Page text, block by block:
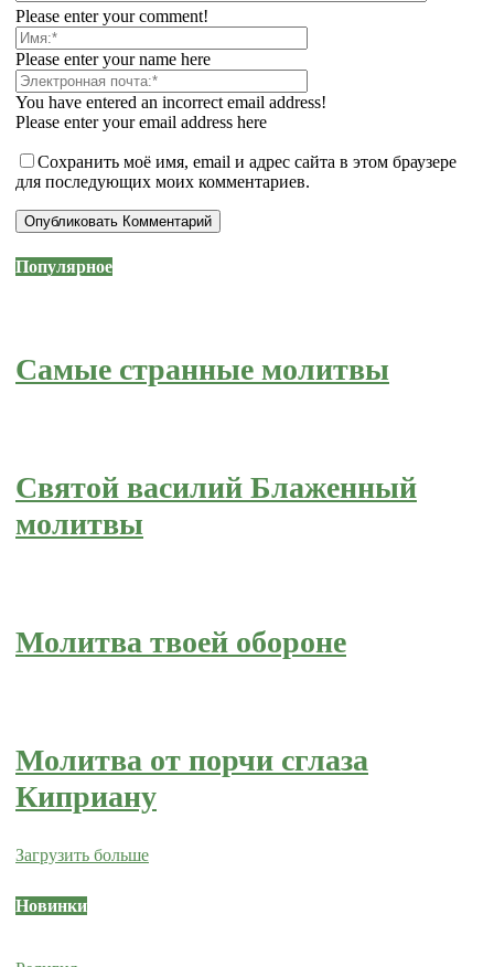
Please enter your comment!
Please enter your name here
You have entered an incorrect email address!
Please enter your email address here
Сохранить моё имя, email и адрес сайта в этом браузере
для последующих моих комментариев.
Популярное
Самые странные молитвы
Святой василий Блаженный
молитвы
Молитва твоей обороне
Молитва от порчи сглаза
Киприану
Загрузить больше
Новинки